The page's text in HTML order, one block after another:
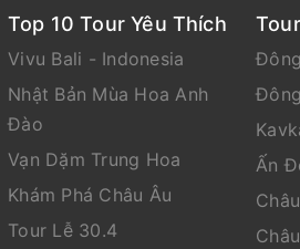
sự cố nào xảy ra trên tour
không chịu trách nhiệm.
trừ trách nhiệm bảo hiểm
Đối với phụ nữ mang thai
giấy khám sức khỏe của
quyền xác nhận đủ điều kiện
và tuân thủ theo hướng dẫn
Top 10 Tour Yêu Thích
Vivu Bali - Indonesia
Nhật Bản Mùa Hoa Anh
Đào
Vạn Dặm Trung Hoa
Khám Phá Châu Âu
Tour Lễ 30.4
Ấn